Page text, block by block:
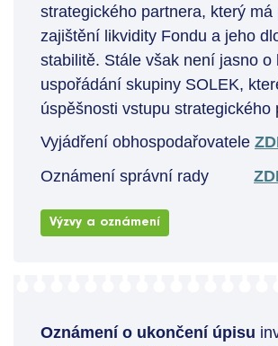
strategického partnera, který má
zajištění likvidity Fondu a jeho
stabilitě. Stále však není jasno o
uspořádání skupiny SOLEK,
úspěšnosti vstupu strategického
Vyjádření obhospodařovatele
Oznámení správní rady
Výzvy a oznámení
Oznámení o ukončení úpisu